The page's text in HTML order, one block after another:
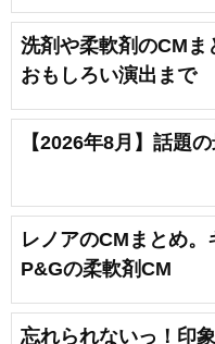
洗剤や柔軟剤のCMま
おもしろい演出まで
【2026年8月】話題
レノアのCMまとめ
P&Gの柔軟剤CM
忘れられないっ！印